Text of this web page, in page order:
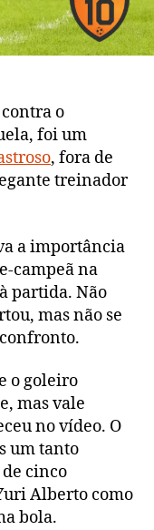
o
foi um
, fora de
treinador
a importância
campeã na
partida. Não
mas não se
o goleiro
mas vale
no vídeo. O
um tanto
cinco
Alberto como
bola.